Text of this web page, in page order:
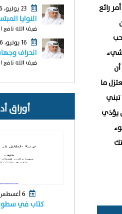
رائع
ما
يؤذي
النوايا
ضيف الله نافع
انحراف
ضيف الله نافع
أوراق
كتاب في سطور (